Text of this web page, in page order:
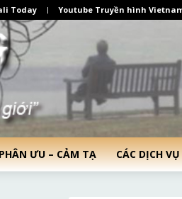
Today Youtube Truyền hình
ƯU – CẢM TẠ CÁC DỊCH